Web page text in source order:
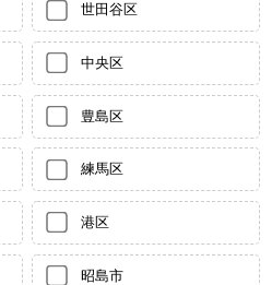
世田谷区
中央区
豊島区
練馬区
港区
昭島市